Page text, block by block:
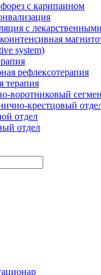
с карипаином
с
system)
рефлексотерапия
терапия
воротниковый
крестцовый
отдел
отдел